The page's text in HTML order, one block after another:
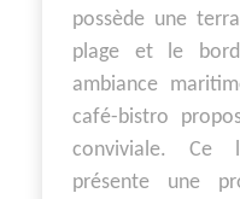
possède une
plage et le
ambiance
café-bistro
conviviale. Ce
présente une